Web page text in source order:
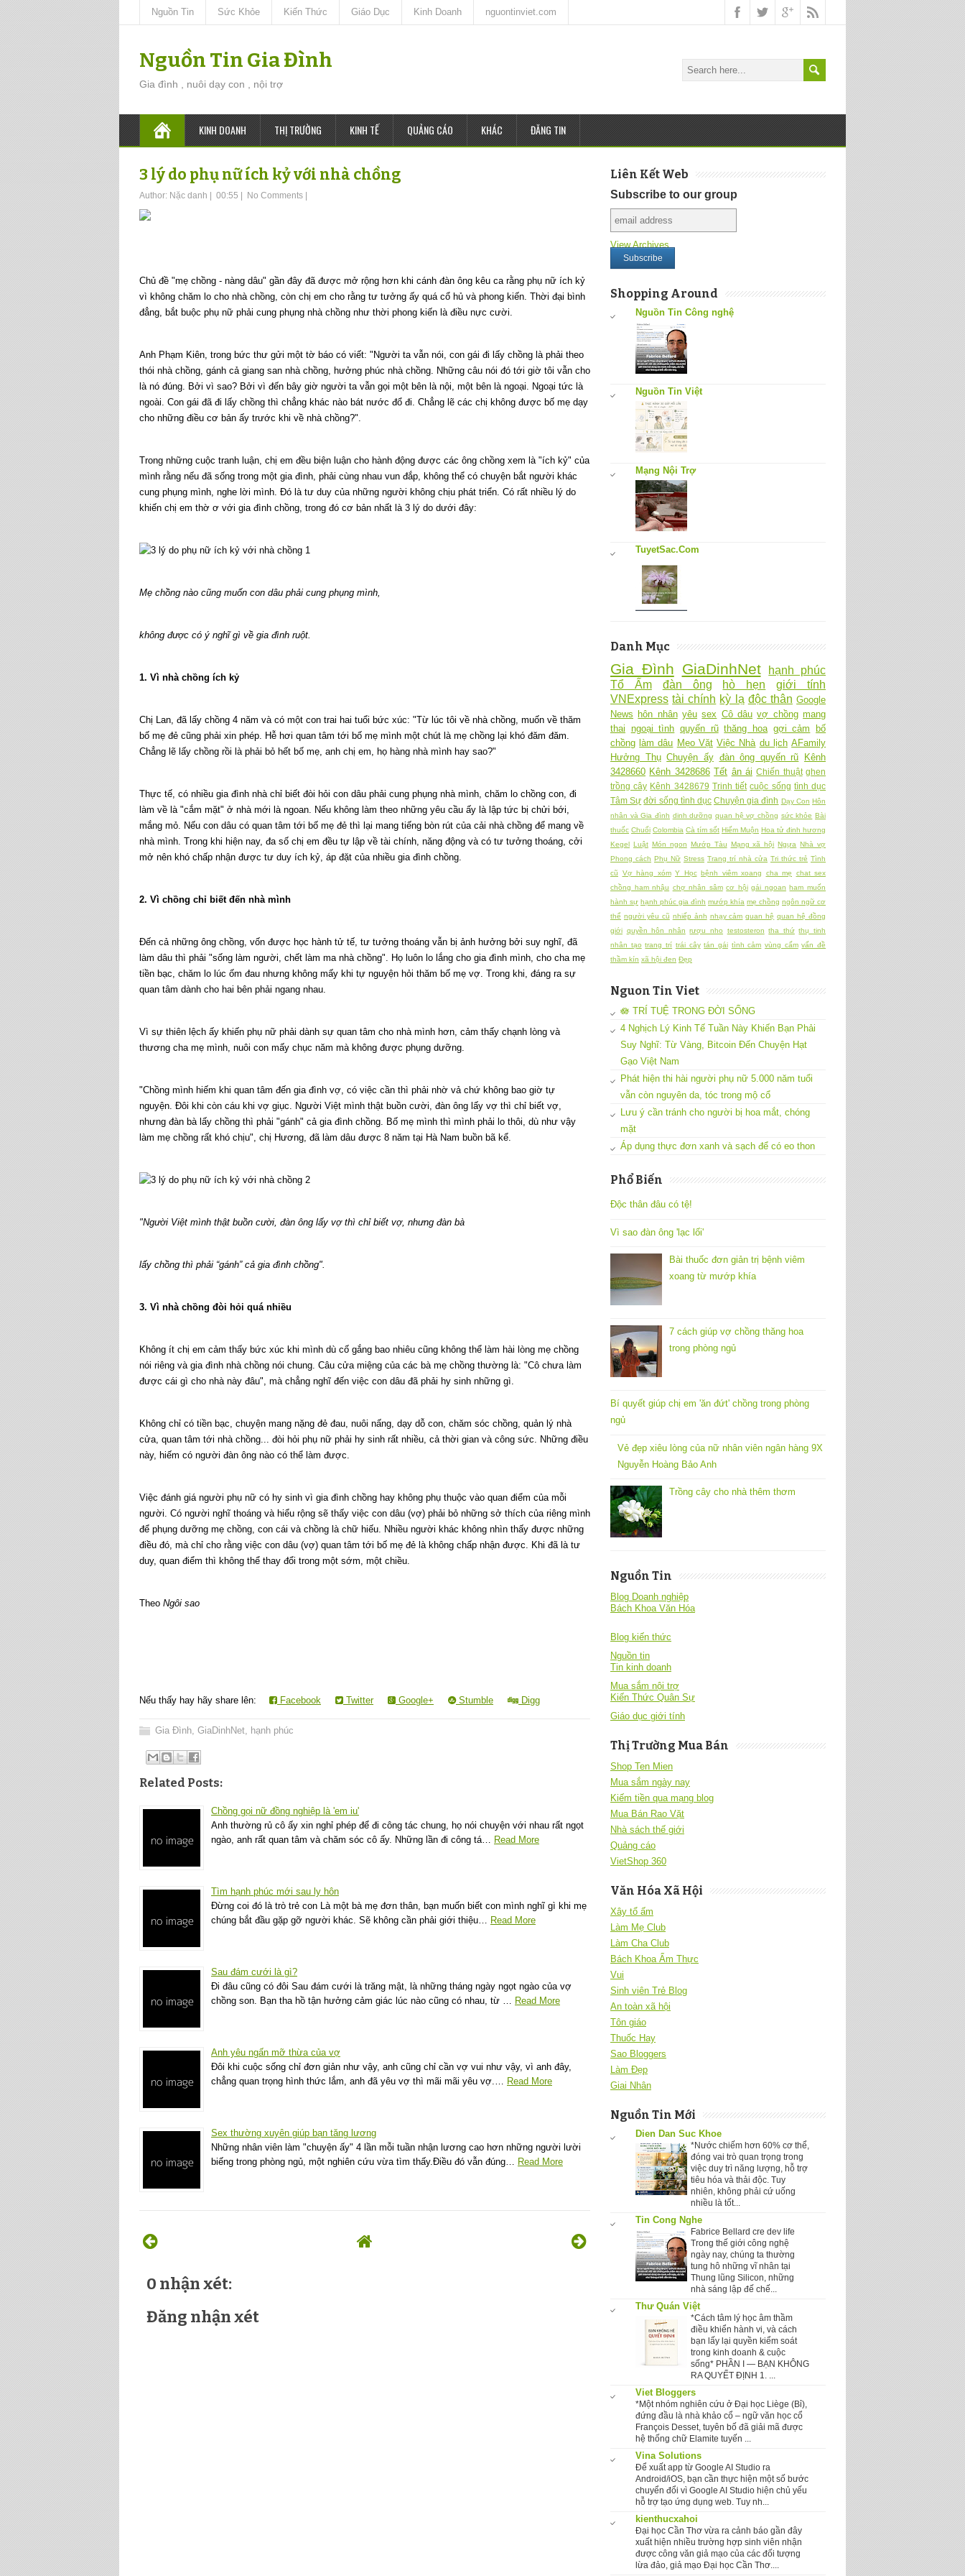
Nguồn Tin Sức Khỏe Kiến Thức Giáo Dục Kinh Doanh nguontinviet.com
Nguồn Tin Gia Đình
Gia đình , nuôi dạy con , nội trợ
KINH DOANH THỊ TRƯỜNG KINH TẾ QUẢNG CÁO KHÁC ĐĂNG TIN
3 lý do phụ nữ ích kỷ với nhà chồng
Author: Nặc danh 00:55 No Comments
Chủ đề "mẹ chồng - nàng dâu" gần đây đã được mở rộng hơn khi cánh đàn ông kêu ca rằng phụ nữ ích kỷ
vì không chăm lo cho nhà chồng, còn chị em cho rằng tư tưởng ấy quá cổ hủ và phong kiến. Thời đại bình
đẳng, bắt buộc phụ nữ phải cung phụng nhà chồng như thời phong kiến là điều nực cười.
Anh Phạm Kiên, trong bức thư gửi một tờ báo có viết: "Người ta vẫn nói, con gái đi lấy chồng là phải theo
thói nhà chồng, gánh cả giang san nhà chồng, hưởng phúc nhà chồng. Những câu nói đó tới giờ tôi vẫn cho
là nó đúng. Bởi vì sao? Bởi vì đến bây giờ người ta vẫn gọi một bên là nội, một bên là ngoại. Ngoại tức là
ngoài. Con gái đã đi lấy chồng thì chẳng khác nào bát nước đổ đi. Chẳng lẽ các chị không được bố mẹ dạy
cho những điều cơ bản ấy trước khi về nhà chồng?".
Trong những cuộc tranh luận, chị em đều biện luận cho hành động được các ông chồng xem là "ích kỷ" của
mình rằng nếu đã sống trong một gia đình, phải cùng nhau vun đắp, không thể có chuyện bắt người khác
cung phụng mình, nghe lời mình. Đó là tư duy của những người không chịu phát triển. Có rất nhiều lý do
khiến chị em thờ ơ với gia đình chồng, trong đó cơ bản nhất là 3 lý do dưới đây:
Mẹ chồng nào cũng muốn con dâu phải cung phụng mình,
không được có ý nghĩ gì về gia đình ruột.
1. Vì nhà chồng ích kỷ
Chị Lan, đã lấy chồng 4 năm và có một con trai hai tuổi bức xúc: "Từ lúc tôi về nhà chồng, muốn về thăm
bố mẹ đẻ cũng phải xin phép. Hễ hơi quan tâm tới bố mẹ mình một chút là mẹ chồng lại khó đăm đăm.
Chẳng lẽ lấy chồng rồi là phải bỏ hết bố mẹ, anh chị em, họ hàng nhà mình hay sao?"
Thực tế, có nhiều gia đình nhà chỉ biết đòi hỏi con dâu phải cung phụng nhà mình, chăm lo chồng con, đi
làm về là "cắm mặt" ở nhà mới là ngoan. Nếu không làm theo những yêu cầu ấy là lập tức bị chửi bới,
mắng mỏ. Nếu con dâu có quan tâm tới bố mẹ đẻ thì lại mang tiếng bòn rút của cải nhà chồng để mang về
nhà mình. Trong khi hiện nay, đa số chị em đều tự lập về tài chính, năng động và có tư tưởng thoáng, cởi
mở nên khó chấp nhận được tư duy ích kỷ, áp đặt của nhiều gia đình chồng.
2. Vì chồng chỉ biết đến nhà mình
Đến cả những ông chồng, vốn được học hành tử tế, tư tưởng thoáng vẫn bị ảnh hưởng bởi suy nghĩ, đã
làm dâu thì phải "sống làm người, chết làm ma nhà chồng". Họ luôn lo lắng cho gia đình mình, cho cha mẹ
tiền bạc, chăm lo lúc ốm đau nhưng không mấy khi tự nguyện hỏi thăm bố mẹ vợ. Trong khi, đáng ra sự
quan tâm dành cho hai bên phải ngang nhau.
Vì sự thiên lệch ấy khiến phụ nữ phải dành sự quan tâm cho nhà mình hơn, cảm thấy chạnh lòng và
thương cha mẹ mình, nuôi con mấy chục năm mà không được phụng dưỡng.
"Chồng mình hiếm khi quan tâm đến gia đình vợ, có việc cần thì phải nhờ vả chứ không bao giờ tự
nguyện. Đôi khi còn cáu khi vợ giục. Người Việt mình thật buồn cười, đàn ông lấy vợ thì chỉ biết vợ,
nhưng đàn bà lấy chồng thì phải "gánh" cả gia đình chồng. Bố mẹ mình thì mình phải lo thôi, dù như vậy
làm mẹ chồng rất khó chịu", chị Hương, đã làm dâu được 8 năm tại Hà Nam buồn bã kể.
"Người Việt mình thật buồn cười, đàn ông lấy vợ thì chỉ biết vợ, nhưng đàn bà
lấy chồng thì phải “gánh” cả gia đình chồng".
3. Vì nhà chồng đòi hỏi quá nhiều
Không ít chị em cảm thấy bức xúc khi mình dù cố gắng bao nhiêu cũng không thể làm hài lòng mẹ chồng
nói riêng và gia đình nhà chồng nói chung. Câu cửa miệng của các bà mẹ chồng thường là: "Cô chưa làm
được cái gì cho nhà này đâu", mà chẳng nghĩ đến việc con dâu đã phải hy sinh những gì.
Không chỉ có tiền bạc, chuyện mang nặng đẻ đau, nuôi nấng, dạy dỗ con, chăm sóc chồng, quản lý nhà
cửa, quan tâm tới nhà chồng... đòi hỏi phụ nữ phải hy sinh rất nhiều, cả thời gian và công sức. Những điều
này, hiếm có người đàn ông nào có thể làm được.
Việc đánh giá người phụ nữ có hy sinh vì gia đình chồng hay không phụ thuộc vào quan điểm của mỗi
người. Có người nghĩ thoáng và hiểu rộng sẽ thấy việc con dâu (vợ) phải bỏ những sở thích của riêng mình
để phụng dưỡng mẹ chồng, con cái và chồng là chữ hiếu. Nhiều người khác không nhìn thấy được những
điều đó, mà chỉ cho rằng việc con dâu (vợ) quan tâm tới bố mẹ đẻ là không chấp nhận được. Khi đã là tư
duy, quan điểm thì không thể thay đổi trong một sớm, một chiều.
Theo Ngôi sao
Nếu thấy hay hãy share lên: Facebook Twitter Google+ Stumble Digg
Gia Đình, GiaDinhNet, hạnh phúc
Related Posts:
Chồng gọi nữ đồng nghiệp là 'em iu'
Anh thường rủ cô ấy xin nghỉ phép để đi công tác chung, họ nói chuyện với nhau rất ngọt
ngào, anh rất quan tâm và chăm sóc cô ấy. Những lần đi công tá…
Read More
Tìm hạnh phúc mới sau ly hôn
Đừng coi đó là trò trẻ con Là một bà mẹ đơn thân, bạn muốn biết con mình nghĩ gì khi mẹ
chúng bắt đầu gặp gỡ người khác. Sẽ không cần phải giới thiệu…
Read More
Sau đám cưới là gì?
Đi đâu cũng có đôi Sau đám cưới là trăng mật, là những tháng ngày ngọt ngào của vợ
chồng son. Bạn tha hồ tận hưởng cảm giác lúc nào cũng có nhau, từ …
Read More
Anh yêu ngấn mỡ thừa của vợ
Đôi khi cuộc sống chỉ đơn giản như vậy, anh cũng chỉ cần vợ vui như vậy, vì anh đây,
chẳng quan trọng hình thức lắm, anh đã yêu vợ thì mãi mãi yêu vợ.…
Read More
Sex thường xuyên giúp bạn tăng lương
Những nhân viên làm "chuyện ấy" 4 lần mỗi tuần nhận lương cao hơn những người lười
biếng trong phòng ngủ, một nghiên cứu vừa tìm thấy.Điều đó vẫn đúng…
Read More
0 nhận xét:
Đăng nhận xét
Liên Kết Web
Subscribe to our group
View Archives
Shopping Around
Nguồn Tin Công nghệ
Nguồn Tin Việt
Mạng Nội Trợ
TuyetSac.Com
Danh Mục
Gia Đình GiaDinhNet
hạnh phúc
Tổ Ấm
đàn ông hò hẹn
giới tính
VNExpress tài chính kỳ lạ độc thân Google
News hôn nhân yêu sex Cô dâu vợ chồng mang
thai ngoại tình quyến rũ thăng hoa gợi cảm
bố
chồng làm dâu Mẹo Vặt Việc Nhà du lịch AFamily
Hưởng Thụ Chuyện ấy đàn ông quyến rũ
Kênh
3428660 Kênh 3428686 Tết ân ái Chiến thuật ghen
trồng cây Kênh 3428679 Trinh tiết cuộc sống tình dục
Tâm Sự đời sống tình dục Chuyện gia đình Dạy Con Hôn
nhân và Gia đình dinh dưỡng quan hệ vợ chồng sức khỏe Bài
thuốc Chuối Colombia Cà tím sốt Hiếm Muộn Hoa tử đinh hương
Kegel Luật Món ngon Mướp Tàu Mạng xã hội Ngựa Nhà vợ
Phong cách Phụ Nữ Stress Trang trí nhà cửa Tri thức trẻ Tình
cũ
Vợ hàng xóm Y Học bệnh viêm xoang cha mẹ
chat sex
chồng ham nhậu chợ nhân sâm cơ hội gái ngoan ham muốn
hành sự hạnh phúc gia đình mướp khía mẹ chồng ngôn ngữ cơ
thể người yêu cũ nhiếp ảnh nhạy cảm quan hệ quan hệ đồng
giới quyền hôn nhân rượu nho testosteron tha thứ thụ tinh
nhân tạo trang trí trái cây tán gái tình cảm vùng cấm vấn đề
thầm kín xã hội đen Đẹp
Nguon Tin Viet
🪷 TRÍ TUỆ TRONG ĐỜI SỐNG
4 Nghịch Lý Kinh Tế Tuần Này Khiến Bạn Phải
Suy Nghĩ: Từ Vàng, Bitcoin Đến Chuyện Hạt
Gạo Việt Nam
Phát hiện thi hài người phụ nữ 5.000 năm tuổi
vẫn còn nguyên da, tóc trong mộ cổ
Lưu ý cần tránh cho người bị hoa mắt, chóng
mặt
Áp dụng thực đơn xanh và sạch để có eo thon
Phổ Biến
Độc thân đâu có tệ!
Vì sao đàn ông 'lạc lối'
Bài thuốc đơn giản trị bệnh viêm
xoang từ mướp khía
7 cách giúp vợ chồng thăng hoa
trong phòng ngủ
Bí quyết giúp chị em 'ăn đứt' chồng trong phòng
ngủ
Vẻ đẹp xiêu lòng của nữ nhân viên ngân hàng 9X
Nguyễn Hoàng Bảo Anh
Trồng cây cho nhà thêm thơm
Nguồn Tin
Blog Doanh nghiệp
Bách Khoa Văn Hóa
Blog kiến thức
Nguồn tin
Tin kinh doanh
Mua sắm nội trợ
Kiến Thức Quân Sự
Giáo dục giới tính
Thị Trường Mua Bán
Shop Ten Mien
Mua sắm ngày nay
Kiếm tiền qua mạng blog
Mua Bán Rao Vặt
Nhà sách thế giới
Quảng cáo
VietShop 360
Văn Hóa Xã Hội
Xây tổ ấm
Làm Mẹ Club
Làm Cha Club
Bách Khoa Ẩm Thực
Vui
Sinh viên Trẻ Blog
An toàn xã hội
Tôn giáo
Thuốc Hay
Sao Bloggers
Làm Đẹp
Giai Nhân
Nguồn Tin Mới
Dien Dan Suc Khoe
*Nước chiếm hơn 60% cơ thể,
đóng vai trò quan trọng trong
việc duy trì năng lượng, hỗ trợ
tiêu hóa và thải độc. Tuy
nhiên, không phải cứ uống
nhiều là tốt...
Tin Cong Nghe
Fabrice Bellard cre dev life
Trong thế giới công nghệ
ngày nay, chúng ta thường
tung hô những vĩ nhân tại
Thung lũng Silicon, những
nhà sáng lập đế chế...
Thư Quán Việt
*Cách tâm lý học âm thầm
điều khiển hành vi, và cách
bạn lấy lại quyền kiểm soát
trong kinh doanh & cuộc
sống* PHẦN I — BẠN KHÔNG
RA QUYẾT ĐỊNH 1. ...
Viet Bloggers
*Một nhóm nghiên cứu ở Đại học Liège (Bỉ),
đứng đầu là nhà khảo cổ – ngữ văn học cổ
François Desset, tuyên bố đã giải mã được
hệ thống chữ Elamite tuyến ...
Vina Solutions
Để xuất app từ Google AI Studio ra
Android/iOS, bạn cần thực hiện một số bước
chuyển đổi vì Google AI Studio hiện chủ yếu
hỗ trợ tạo ứng dụng web. Tuy nh...
kienthucxahoi
Đại học Cần Thơ vừa ra cảnh báo gần đây
xuất hiện nhiều trường hợp sinh viên nhận
được công văn giả mạo của các đối tượng
lừa đảo, giả mạo Đại học Cần Thơ....